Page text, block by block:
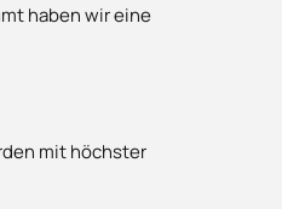
haben wir eine
mit höchster